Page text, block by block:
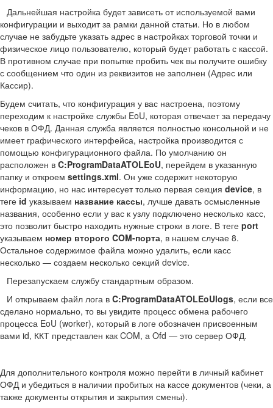
Дальнейшая настройка будет зависеть от используемой вами
конфигурации и выходит за рамки данной статьи. Но в любом
случае не забудьте указать адрес в настройках торговой точки и
физическое лицо пользователю, который будет работать с кассой.
В противном случае при попытке пробить чек вы получите ошибку
с сообщением что один из реквизитов не заполнен (Адрес или
Кассир).
Будем считать, что конфигурация у вас настроена, поэтому
переходим к настройке службы EoU, которая отвечает за передачу
чеков в ОФД. Данная служба является полностью консольной и не
имеет графического интерфейса, настройка производится с
помощью конфигурационного файла. По умолчанию он
расположен в C:ProgramDataATOLEoU, перейдем в указанную
папку и откроем settings.xml. Он уже содержит некоторую
информацию, но нас интересует только первая секция device, в
теге id указываем название кассы, лучше давать осмысленные
названия, особенно если у вас к узлу подключено несколько касс,
это позволит быстро находить нужные строки в логе. В теге port
указываем номер второго COM-порта, в нашем случае 8.
Остальное содержимое файла можно удалить, если касс
несколько — создаем несколько секций device.
Перезапускаем службу стандартным образом.
И открываем файл лога в C:ProgramDataATOLEoUlogs, если все
сделано нормально, то вы увидите процесс обмена рабочего
процесса EoU (worker), который в логе обозначен присвоенным
вами id, ККТ представлен как COM, а Ofd — это сервер ОФД.
Для дополнительного контроля можно перейти в личный кабинет
ОФД и убедиться в наличии пробитых на кассе документов (чеки, а
также документы открытия и закрытия смены).